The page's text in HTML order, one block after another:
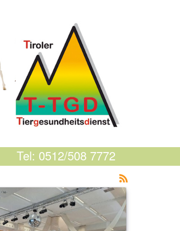
Tel: 0512/508 7772